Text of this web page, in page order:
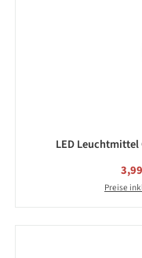
LED Leuchtmittel
Preise